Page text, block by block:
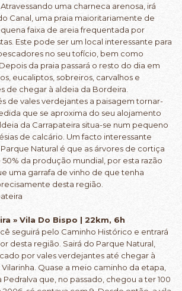
uma charneca arenosa, irá
Canal, uma praia maioritariamente de
faixa de areia frequentada por
Este pode ser um local interessante para
no seu tofício, bem como
da praia passará o resto do dia em
eucaliptos, sobreiros, carvalhos e
de chegar à aldeia da Bordeira.
de vales verdejantes a paisagem tornar-
que se aproxima do seu alojamento
da Carrapateira situa-se num pequeno
de calcário. Um facto interessante
Natural é que as árvores de cortiça
da produção mundial, por esta razão
uma garrafa de vinho de que tenha
desta região.
» Vila Do Bispo | 22km, 6h
seguirá pelo Caminho Histórico e entrará
desta região. Sairá do Parque Natural,
por vales verdejantes até chegar à
Quase a meio caminho da etapa,
Pedralva que, no passado, chegou a ter 100